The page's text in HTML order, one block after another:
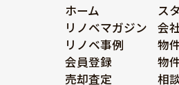
ホーム
ス
リノベマガジン
会
リノベ事例
物
会員登録
物
売却査定
相